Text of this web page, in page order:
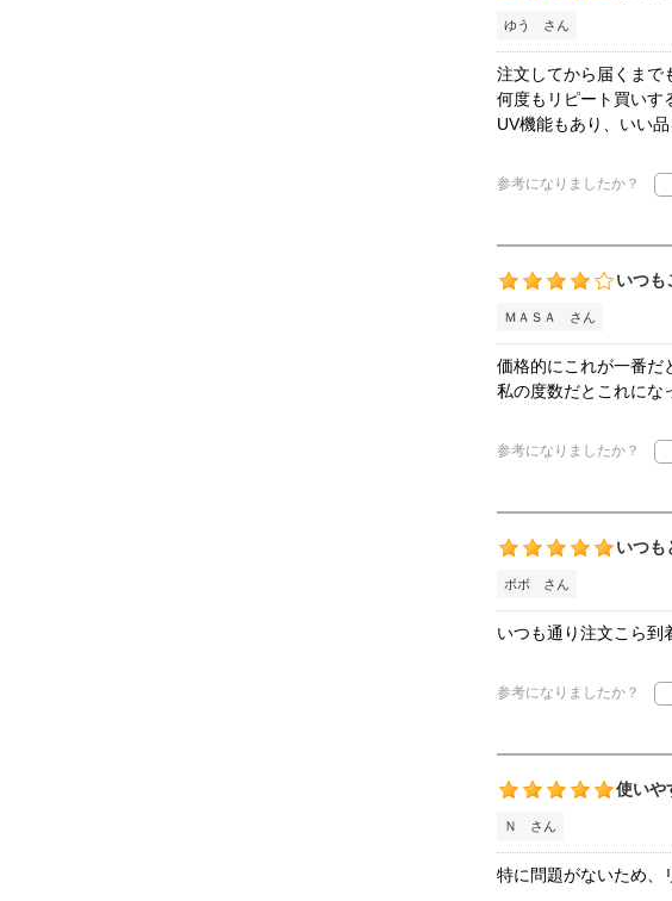
ゆう さん
注文してから届くまで
何度もリピート買いす
UV機能もあり、いい
参考になりましたか？
いつも
ＭＡＳＡ さん
価格的にこれが一番だ
私の度数だとこれにな
参考になりましたか？
いつも
ボボ さん
いつも通り注文こら到
参考になりましたか？
使い
Ｎ さん
特に問題がないため、